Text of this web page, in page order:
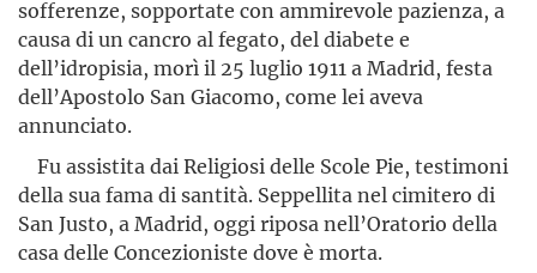
sofferenze, sopportate con ammirevole pazienza, a
causa di un cancro al fegato, del diabete e
dell’idropisia, morì il 25 luglio 1911 a Madrid, festa
dell’Apostolo San Giacomo, come lei aveva
annunciato.
Fu assistita dai Religiosi delle Scole Pie, testimoni
della sua fama di santità. Seppellita nel cimitero di
San Justo, a Madrid, oggi riposa nell’Oratorio della
casa delle Concezioniste dove è morta.